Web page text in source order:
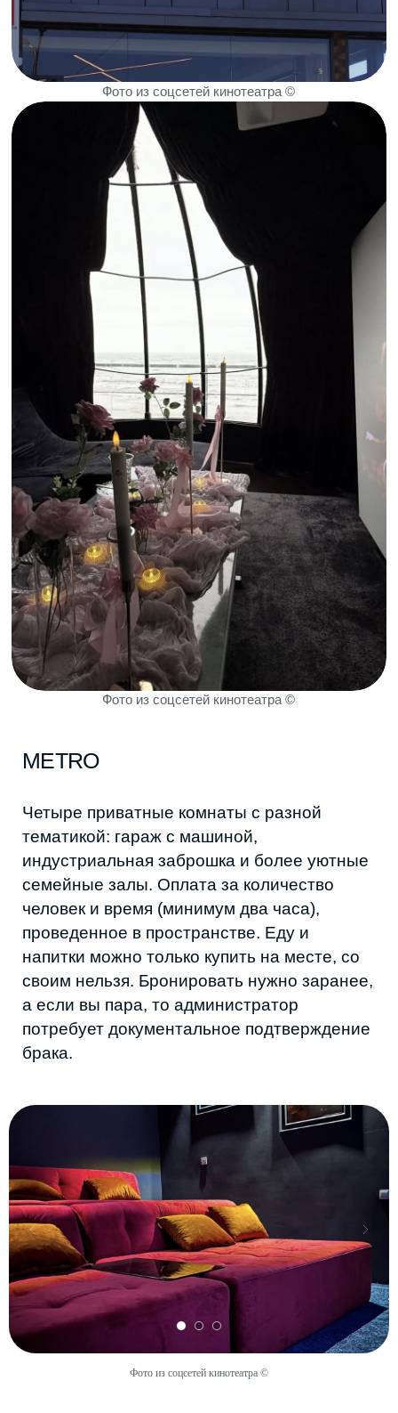
Фото из соцсетей кинотеатра ©
Дербент, ул.345-й Дагестанской
Стрелковой Дивизии, ¼
Стоимость:
250-400 рублей за два часа
с человека, в зависимости от количества
KINOКРЫША
Открытый кинотеатр на крыше прямо у
набережной. Посадка за столиками или на
мягких мешках-пуфах. Вечерами
атмосферности добавляют насыщенные
закаты. Может быть шумно из-за близкого
расположения к дороге.
Работают с мая по сентябрь-октябрь, в
зависимости от погодных условий. Места
нужно бронировать в день сеанса.